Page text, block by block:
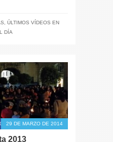
ÚLTIMOS VÍDEOS EN
DÍA
CERRADOS
29 DE MARZO DE 2014
2013